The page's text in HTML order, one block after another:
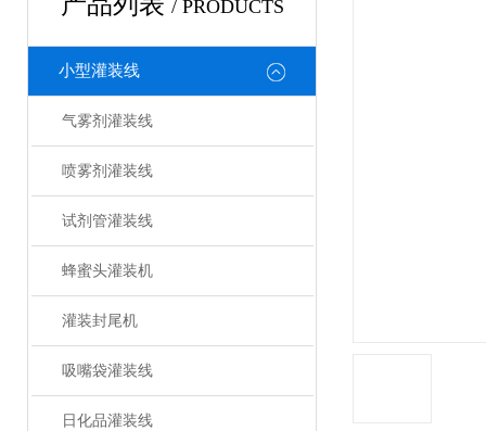
/ PRODUCTS
小型灌装线
气雾剂灌装线
喷雾剂灌装线
试剂管灌装线
蜂蜜头灌装机
灌装封尾机
吸嘴袋灌装线
日化品灌装线